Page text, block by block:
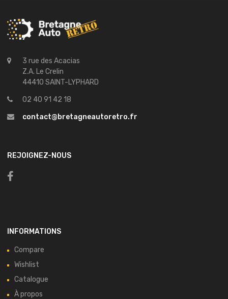
3 rue des Acacias
Z.A. Le Crelin
44410 SAINT-LYPHARD
02 40 91 42 18
contact@bretagneautoretro.fr
REJOIGNEZ-NOUS
INFORMATIONS
Compare
Wishlist
Catalogue
À propos